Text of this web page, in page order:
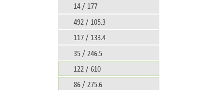
14 / 177
492 / 105.3
117 / 133.4
35 / 246.5
122 / 610
86 / 275.6